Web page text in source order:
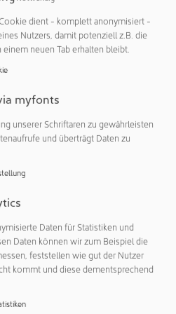
Highlight – haben ihn die
der intelligenten VPC-
Sie bietet dem Anwender
frei wählbare Höhen präzise
wobei das manuelle
Auf diese Weise
die Realisierung von
denen es auf exaktes und
ankommt. „Und da das
von 492 mm sowie eine
erlaubt, kann der Ausleger
lift2move cleanroom auch in
und Maschinen einfahren. Das
Materialhandling“,
dient - komplett anonymisiert -
Nutzers, damit potenziell z.B. die
einem neuen Tab erhalten bleibt.
myfonts
unserer Schriftaren zu gewährleisten
und überträgt Daten zu
Daten für Statistiken und
Daten können wir zum Beispiel die
feststellen wie gut der Nutzer
kommt und diese dementsprechend